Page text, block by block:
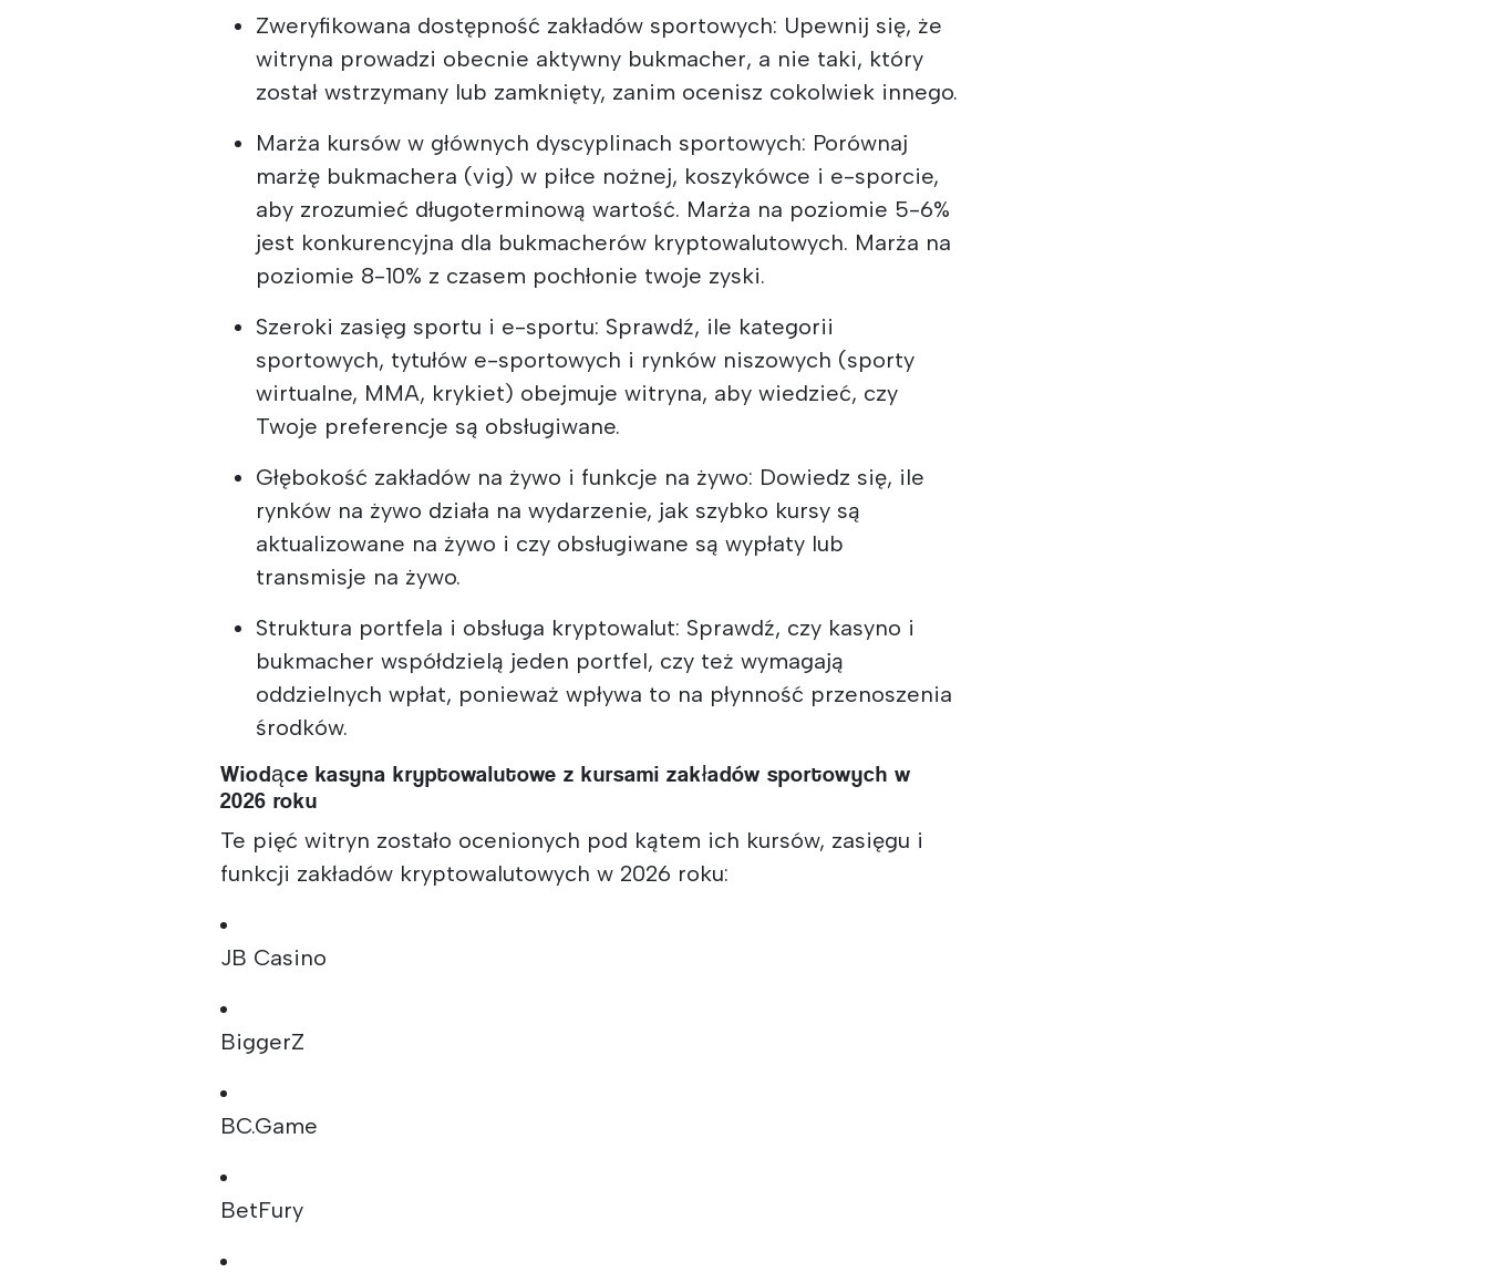
Zweryfikowana dostępność zakładów sportowych: Upewnij się, że
witryna prowadzi obecnie aktywny bukmacher, a nie taki, który
został wstrzymany lub zamknięty, zanim ocenisz cokolwiek innego.
Marża kursów w głównych dyscyplinach sportowych: Porównaj
marżę bukmachera (vig) w piłce nożnej, koszykówce i e-sporcie,
aby zrozumieć długoterminową wartość. Marża na poziomie 5-6%
jest konkurencyjna dla bukmacherów kryptowalutowych. Marża na
poziomie 8-10% z czasem pochłonie twoje zyski.
Szeroki zasięg sportu i e-sportu: Sprawdź, ile kategorii
sportowych, tytułów e-sportowych i rynków niszowych (sporty
wirtualne, MMA, krykiet) obejmuje witryna, aby wiedzieć, czy
Twoje preferencje są obsługiwane.
Głębokość zakładów na żywo i funkcje na żywo: Dowiedz się, ile
rynków na żywo działa na wydarzenie, jak szybko kursy są
aktualizowane na żywo i czy obsługiwane są wypłaty lub
transmisje na żywo.
Struktura portfela i obsługa kryptowalut: Sprawdź, czy kasyno i
bukmacher współdzielą jeden portfel, czy też wymagają
oddzielnych wpłat, ponieważ wpływa to na płynność przenoszenia
środków.
Wiodące kasyna kryptowalutowe z kursami zakładów sportowych w
2026 roku
Te pięć witryn zostało ocenionych pod kątem ich kursów, zasięgu i
funkcji zakładów kryptowalutowych w 2026 roku:
JB Casino
BiggerZ
BC.Game
BetFury